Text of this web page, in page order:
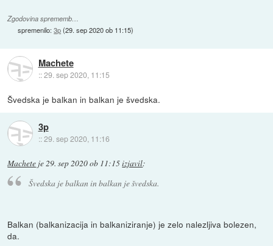
Zgodovina sprememb…
spremenilo:3p(29. sep 2020 ob 11:15)
Machete
::29. sep 2020, 11:15
Švedska je balkan in balkan je švedska.
3p
::29. sep 2020, 11:16
Machete je29. sep 2020 ob 11:15izjavil:
Švedska je balkan in balkan je švedska.
Balkan (balkanizacija in balkaniziranje) je zelo nalezljiva bolezen,
da.